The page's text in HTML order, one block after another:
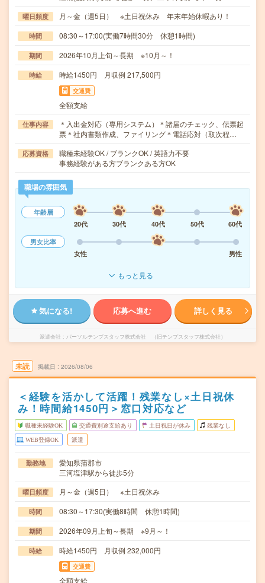
曜日頻度 月～金（週5日） ※土日祝休み 年末年始休暇あり！
時間 08:30～17:00(実働7時間30分 休憩1時間)
期間 2026年10月上旬～長期 ※10月～！
時給 時給1450円 月収例 217,500円
交通費
全額支給
仕事内容
＊入出金対応（専用システム）＊諸届のチェック、伝票起
票＊社内書類作成、ファイリング＊電話応対（取次程…
応募資格
職種未経験OK / ブランクOK / 英語力不要
事務経験がある方ブランクある方OK
職場の雰囲気
年齢層
20代
30代 40代 50代
60代
男女比率
女性
男性
もっと見る
気になる! 応募へ進む 詳しく見る
派遣会社 パーソルテンプスタッフ株式会社 （旧テンプスタッフ株式会社）
未読 掲載日 2026/08/06
＜経験を活かして活躍！残業なし×土日祝休
み！時間給1450円＞窓口対応など
職種未経験OK 交通費別途支給あり 土日祝日が休み 残業なし
WEB登録OK 派遣
勤務地
愛知県蒲郡市
三河塩津駅から徒歩5分
曜日頻度 月～金（週5日） ※土日祝休み
時間 08:30～17:30(実働8時間 休憩1時間)
期間 2026年09月上旬～長期 ※9月～！
時給 時給1450円 月収例 232,000円
交通費
全額支給